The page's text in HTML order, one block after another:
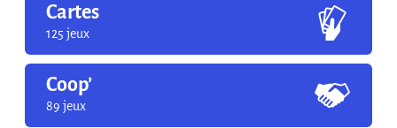
Cartes
125 jeux
Coop’
89 jeux